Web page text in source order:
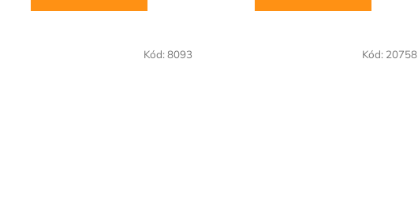
Kód: 8093 Kód: 20758